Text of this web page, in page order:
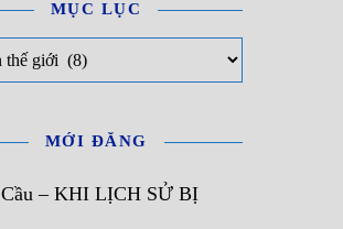
MỤC LỤC
MỚI ĐĂNG
Cầu – KHI LỊCH SỬ BỊ